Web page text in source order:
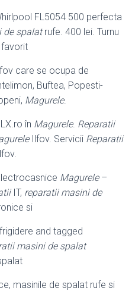
FL5054 500 perfecta
de spalatrufe. 400 lei. Turnu
care se ocupa de
Buftea, Popesti-
Magurele.
în Magurele. Reparatii
Ilfov. Servicii Reparatii
Magurele–
IT, reparatii masini de
si
and tagged
masini de spalat
masinile de spalat rufe si